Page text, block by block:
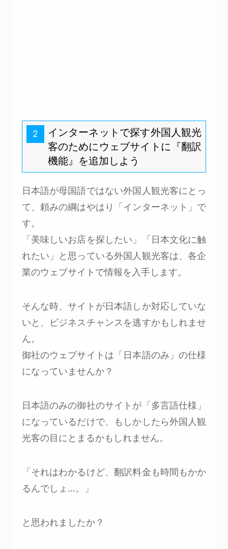
2
インターネットで探す外国人観光
客のためにウェブサイトに『翻訳
機能』を追加しよう
日本語が母国語ではない外国人観光客にとっ
て、頼みの綱はやはり「インターネット」で
す。
「美味しいお店を探したい」「日本文化に触
れたい」と思っている外国人観光客は、各企
業のウェブサイトで情報を入手します。
そんな時、サイトが日本語しか対応していな
いと、ビジネスチャンスを逃すかもしれませ
ん。
御社のウェブサイトは「日本語のみ」の仕様
になっていませんか？
日本語のみの御社のサイトが「多言語仕様」
になっているだけで、もしかしたら外国人観
光客の目にとまるかもしれません。
「それはわかるけど、翻訳料金も時間もかか
るんでしょ…。」
と思われましたか？